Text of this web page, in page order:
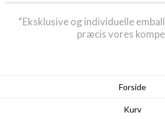
“Eksklusive og individuelle
præcis vores
Forside
Kurv